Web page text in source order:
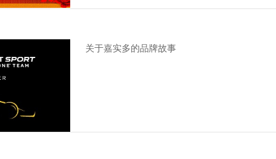
关于嘉实多的品牌故事